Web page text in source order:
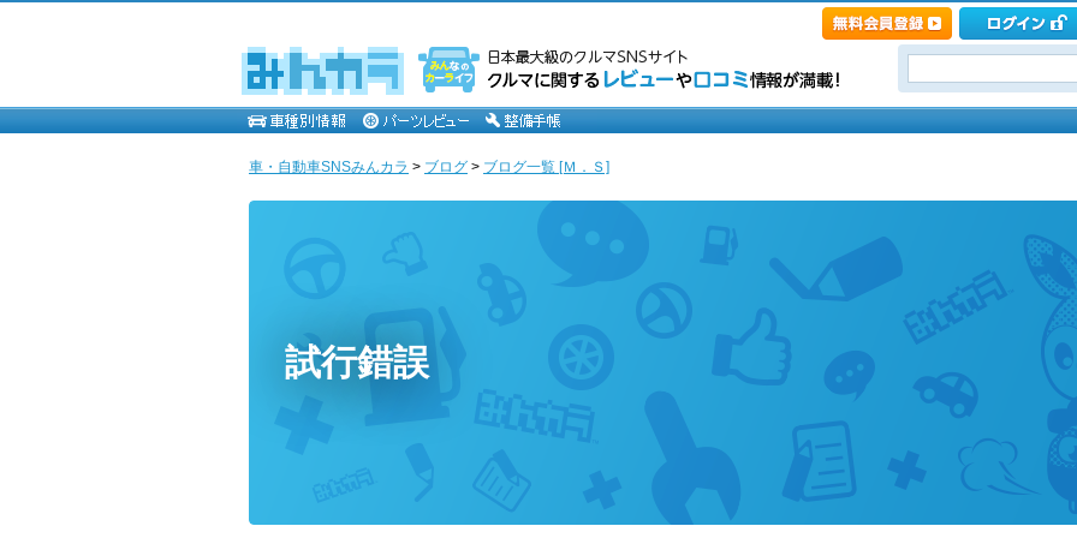
車・自動車SNSみんカラ > ブログ > ブログ一覧 [Ｍ．Ｓ]
試行錯誤